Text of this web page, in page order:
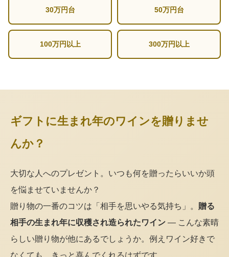
30万円台 50万円台
100万円以上 300万円以上
ギフトに生まれ年のワインを贈りませ
んか？
大切な人へのプレゼント。いつも何を贈ったらいいか頭
を悩ませていませんか？
贈り物の一番のコツは「相手を思いやる気持ち」。 贈る
相手の生まれ年に収穫され造られたワイン — こんな素晴
らしい贈り物が他にあるでしょうか。例えワイン好きで
なくても、きっと喜んでくれるはずです。